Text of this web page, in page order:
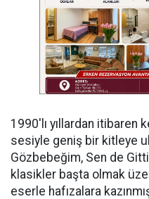
​1990'lı yıllardan itibaren
sesiyle geniş bir kitleye
Gözbebeğim, Sen de
klasikler başta olmak
eserle hafızalara